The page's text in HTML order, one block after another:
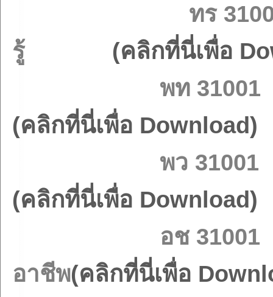
ทร
รู้
(คลิกที่นี่เพื่อ
พท
(คลิกที่นี่เพื่อ Download)
พว
(คลิกที่นี่เพื่อ Download)
อช 31001 ช่อ
อาชีพ(คลิกที่นี่เพื่อ